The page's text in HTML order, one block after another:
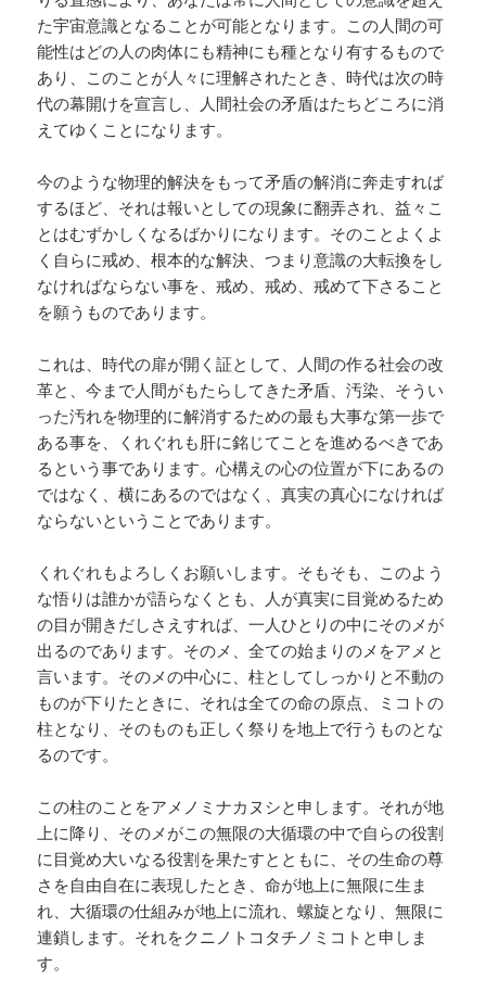
た宇宙意識となることが可能となります。この人間の可
能性はどの人の肉体にも精神にも種となり有するもので
あり、このことが人々に理解されたとき、時代は次の時
代の幕開けを宣言し、人間社会の矛盾はたちどころに消
えてゆくことになります。
今のような物理的解決をもって矛盾の解消に奔走すれば
するほど、それは報いとしての現象に翻弄され、益々こ
とはむずかしくなるばかりになります。そのことよくよ
く自らに戒め、根本的な解決、つまり意識の大転換をし
なければならない事を、戒め、戒め、戒めて下さること
を願うものであります。
これは、時代の扉が開く証として、人間の作る社会の改
革と、今まで人間がもたらしてきた矛盾、汚染、そうい
った汚れを物理的に解消するための最も大事な第一歩で
ある事を、くれぐれも肝に銘じてことを進めるべきであ
るという事であります。心構えの心の位置が下にあるの
ではなく、横にあるのではなく、真実の真心になければ
ならないということであります。
くれぐれもよろしくお願いします。そもそも、このよう
な悟りは誰かが語らなくとも、人が真実に目覚めるため
の目が開きだしさえすれば、一人ひとりの中にそのメが
出るのであります。そのメ、全ての始まりのメをアメと
言います。そのメの中心に、柱としてしっかりと不動の
ものが下りたときに、それは全ての命の原点、ミコトの
柱となり、そのものも正しく祭りを地上で行うものとな
るのです。
この柱のことをアメノミナカヌシと申します。それが地
上に降り、そのメがこの無限の大循環の中で自らの役割
に目覚め大いなる役割を果たすとともに、その生命の尊
さを自由自在に表現したとき、命が地上に無限に生ま
れ、大循環の仕組みが地上に流れ、螺旋となり、無限に
連鎖します。それをクニノトコタチノミコトと申しま
す。